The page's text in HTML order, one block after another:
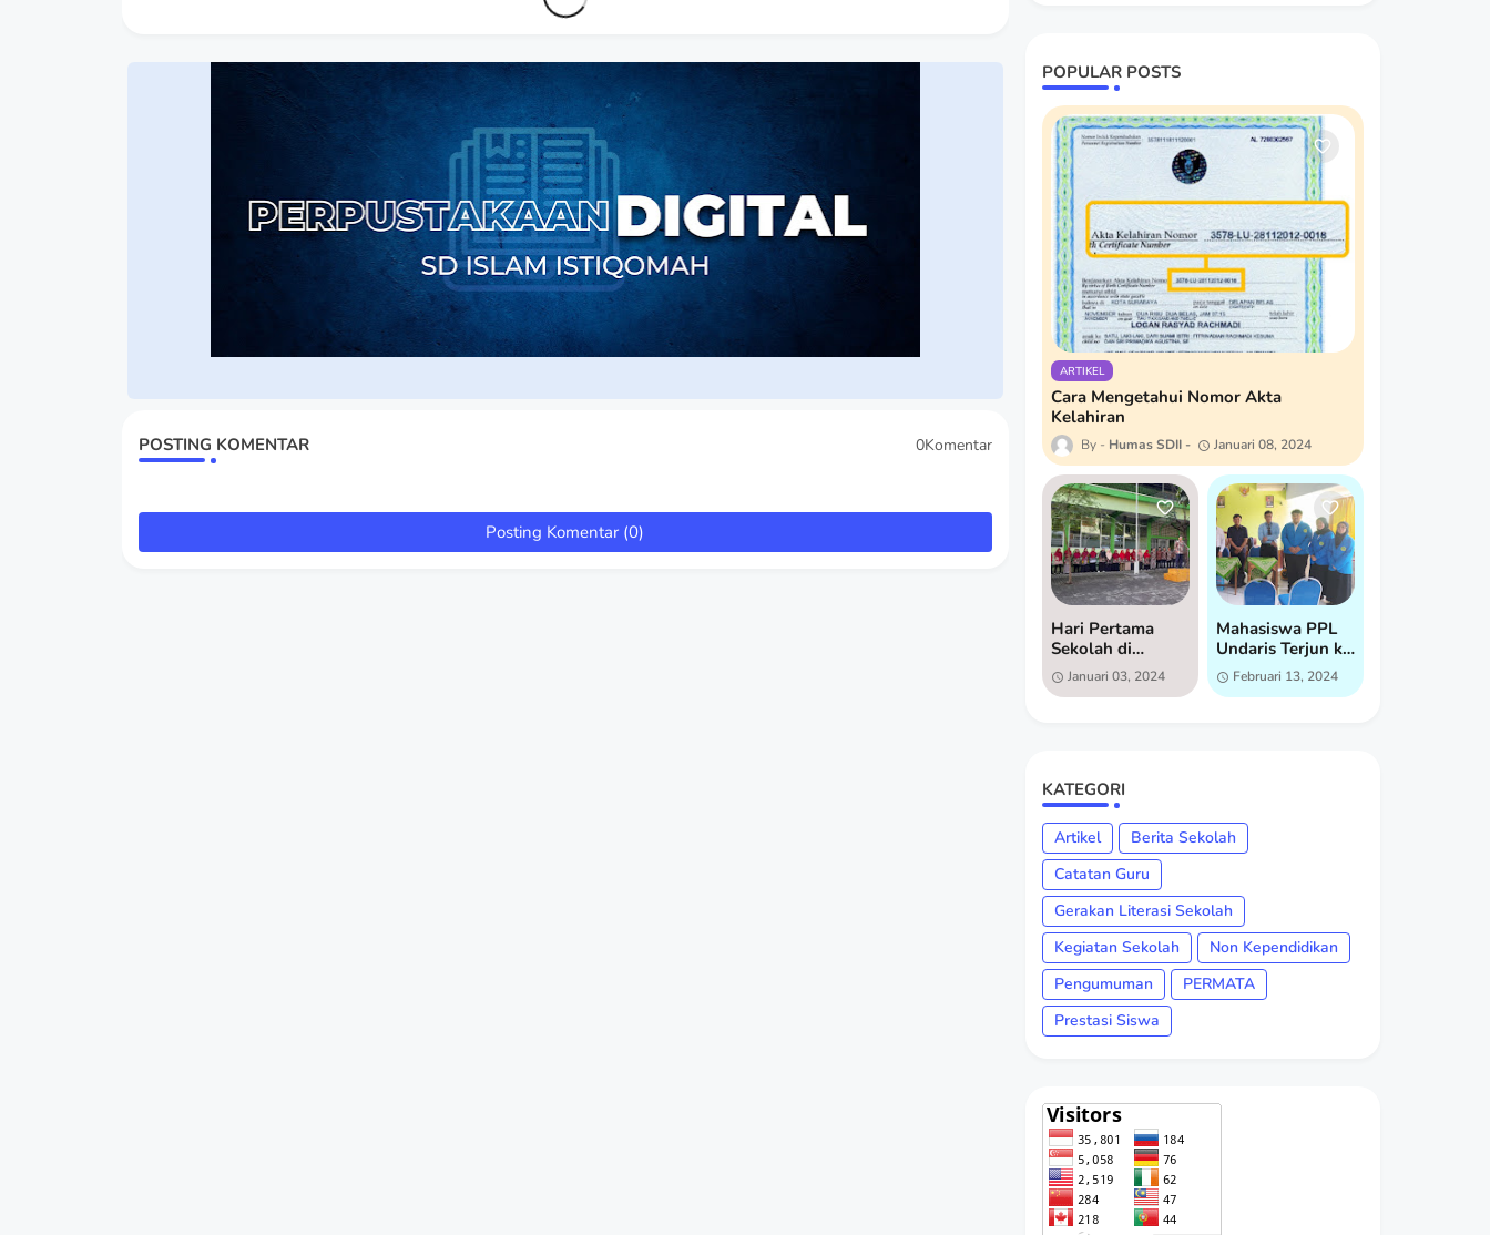
POSTING KOMENTAR 0Komentar
Posting Komentar (0)
POPULAR POSTS
ARTIKEL
Cara Mengetahui Nomor Akta
Kelahiran
Humas SDII Januari 08, 2024
Hari Pertama
Sekolah di
Semester 2:
Semangat Baru di
Januari 03, 2024
Mahasiswa PPL
Undaris Terjun ke
SD Islam
Istiqomah untuk
Februari 13, 2024
KATEGORI
Artikel
Berita Sekolah
Catatan Guru
Gerakan Literasi Sekolah
Kegiatan Sekolah
Non Kependidikan
Pengumuman
PERMATA
Prestasi Siswa